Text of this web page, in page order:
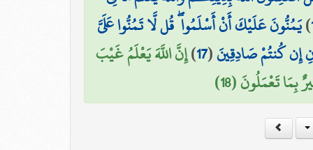
)يَمُنُّونَ عَلَيْكَ أَنْ أَسْلَمُوا ۖ قُل لَّا تَمُنُّوا عَلَيَّ
إِن كُنتُمْ صَادِقِينَ(
17
)إِنَّ اللَّهَ يَعْلَمُ غَيْبَ
تَعْمَلُونَ (18)